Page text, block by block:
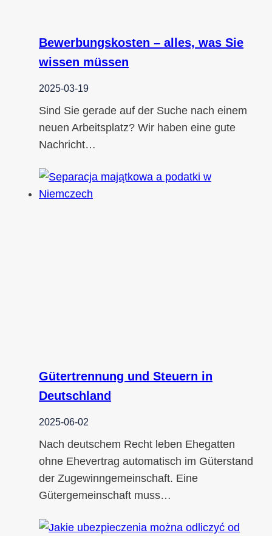
Bewerbungskosten – alles, was Sie
wissen müssen
2025-03-19
Sind Sie gerade auf der Suche nach einem
neuen Arbeitsplatz? Wir haben eine gute
Nachricht…
Gütertrennung und Steuern in
Deutschland
2025-06-02
Nach deutschem Recht leben Ehegatten
ohne Ehevertrag automatisch im Güterstand
der Zugewinngemeinschaft. Eine
Gütergemeinschaft muss…